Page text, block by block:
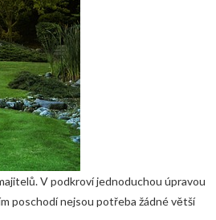
V podkroví jednoduchou úpravou
poschodí nejsou potřeba žádné větší